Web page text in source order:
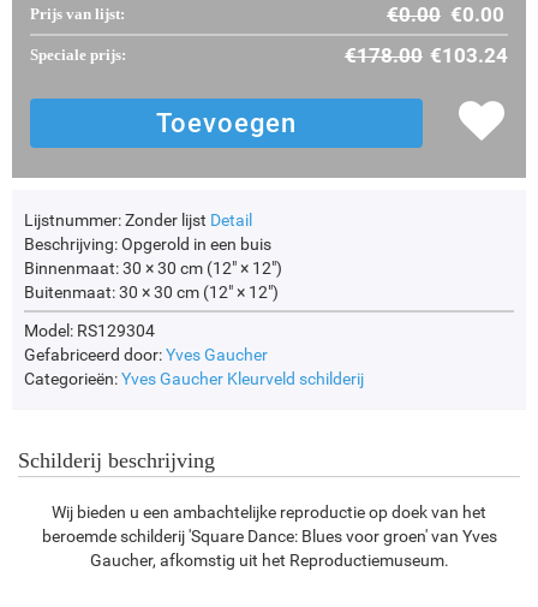
Prijs van lijst: €0.00 €0.00
Speciale prijs: €178.00 €103.24
Lijstnummer:Zonder lijst Detail
Beschrijving:Opgerold in een buis
Binnenmaat:30 × 30 cm (12" × 12")
Buitenmaat:30 × 30 cm (12" × 12")
Model: RS129304
Gefabriceerd door:Yves Gaucher
Categorieën:Yves Gaucher Kleurveld schilderij
Schilderij beschrijving
Wij bieden u een ambachtelijke reproductie op doek van het
beroemde schilderij 'Square Dance: Blues voor groen' van Yves
Gaucher, afkomstig uit het Reproductiemuseum.